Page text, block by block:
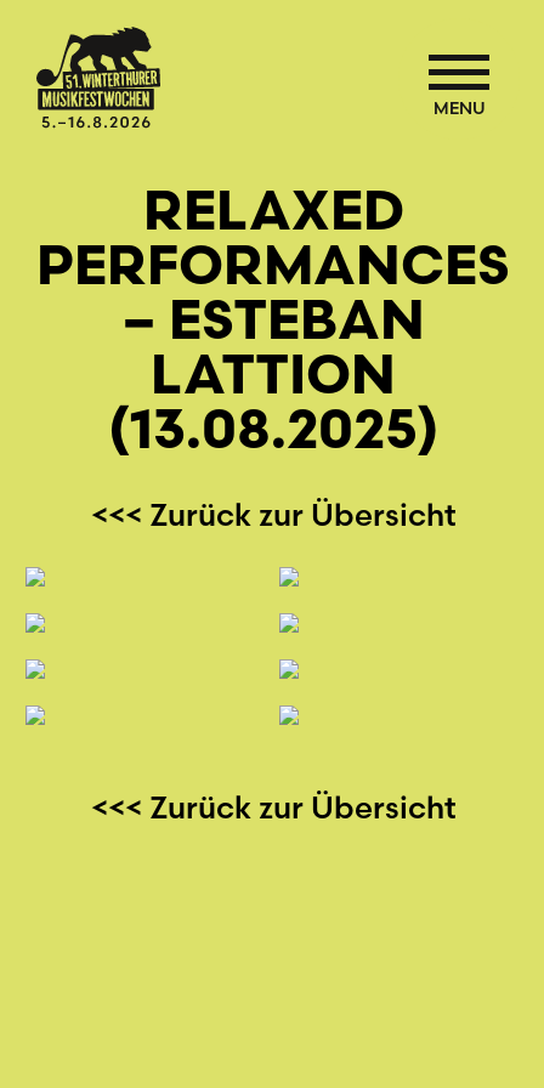
MENU
RELAXED
PERFORMANCES
– ESTEBAN
LATTION
(13.08.2025)
<<< Zurück zur Übersicht
<<< Zurück zur Übersicht